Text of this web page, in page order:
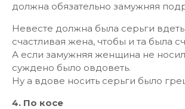
должна обязательно замужняя
Невесте должна была серьги
счастливая жена, чтобы и та была
А если замужняя женщина не
суждено было овдоветь.
Ну а вдове носить серьги было
4. По косе